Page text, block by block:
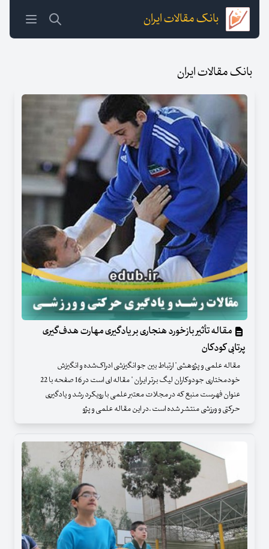
بانک مقالات ایران
بانک مقالات ایران
مقاله تأثیر بازخورد هنجاری بر یادگیری مهارت هدف‌گیری
پرتابی کودکان
مقاله علمی و پژوهشی" ارتباط بین جو انگیزشی ادراک‌شده و انگیزش
خودمختاری جودوکاران لیگ برتر ایران " مقاله ای است در 16 صفحه با 22
عنوان فهرست منبع که در مجلات معتبر علمی با رویکرد رشد و یادگیری
حرکتی و ورزشی منتشر شده است .در این مقاله علمی و پژو